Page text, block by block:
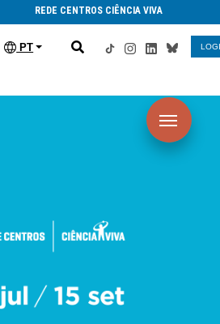
REDE CENTROS CIÊNCIA VIVA
PT